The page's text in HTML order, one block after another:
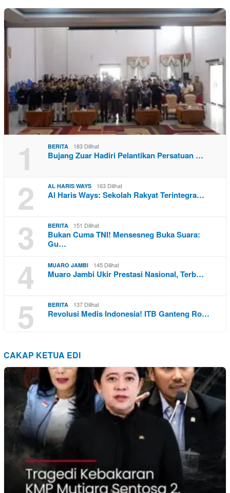
1 BERITA 183 Dilihat
Bujang Zuar Hadiri Pelantikan Persatuan …
2 AL HARIS WAYS 163 Dilihat
Al Haris Ways: Sekolah Rakyat Terintegra…
3 BERITA 151 Dilihat
Bukan Cuma TNI! Mensesneg Buka Suara:
Gu…
4 MUARO JAMBI 145 Dilihat
Muaro Jambi Ukir Prestasi Nasional, Terb…
5 BERITA 137 Dilihat
Revolusi Medis Indonesia! ITB Ganteng Ro…
CAKAP KETUA EDI